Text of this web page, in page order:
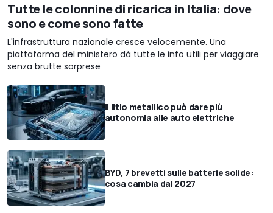
Tutte le colonnine di ricarica in Italia: dove
sono e come sono fatte
L'infrastruttura nazionale cresce velocemente. Una
piattaforma del ministero dà tutte le info utili per viaggiare
senza brutte sorprese
Il litio metallico può dare più
autonomia alle auto elettriche
BYD, 7 brevetti sulle batterie solide:
cosa cambia dal 2027